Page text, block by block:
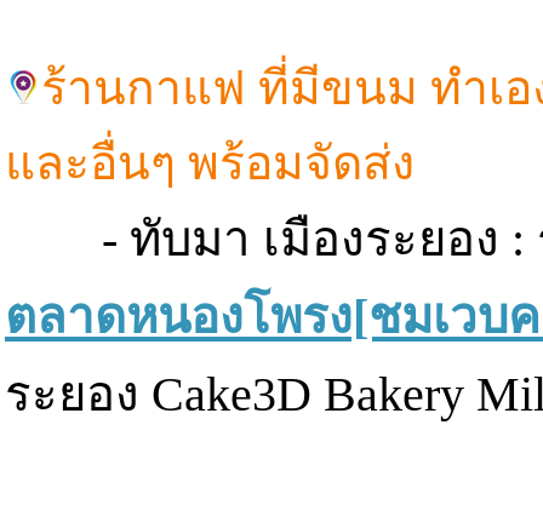
ร้านกาแฟ ที่มีขนม ทำเ
และอื่นๆ พร้อมจัดส่ง
- ทับมา เมืองระยอง :
ตลาดหนองโพรง[ชมเวบ
ระยอง Cake3D Bakery